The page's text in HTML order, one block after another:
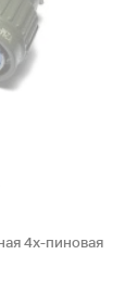
4х-пиновая